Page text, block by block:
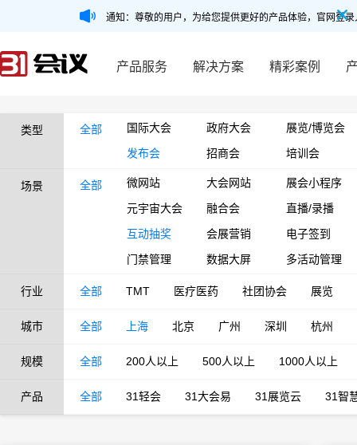
通知：尊敬的用户，为给您提供更好的产品体验，官网登
产品服务 解决方案 精彩案例
类型 全部 国际大会 政府大会
展览/博览会
发布会
招商会 培训会
场景 全部 微网站 大会网站
展会小程序
元宇宙大会
融合会
直播/录播
互动抽奖
会展营销
电子签到
门禁管理
数据大屏 多活动管理
行业 全部 TMT 医疗医药 社团协会 展览
城市 全部 上海 北京 广州 深圳 杭州
规模 全部 200人以上 500人以上 1000人以上
产品 全部 31轻会 31大会易 31展览云 31智